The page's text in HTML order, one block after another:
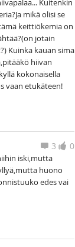
Kuitenkin
mikä olisi se
keittiökemia on
jotain
Kuinka kauan sima
hiivan
kokonaisella
vaan etukäteen!
0
3
iski,mutta
huono
edes vai